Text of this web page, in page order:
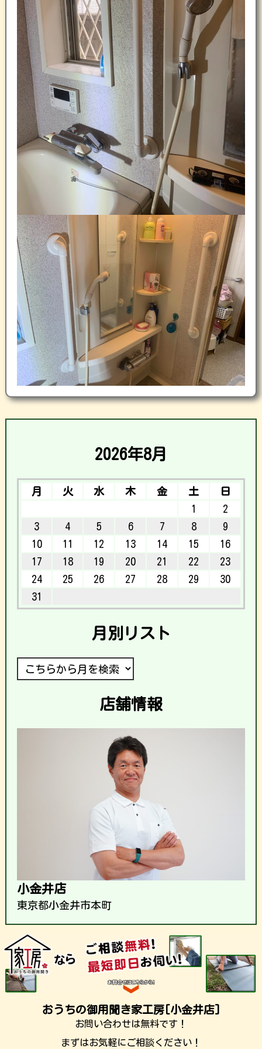
2026年8月
月 火 水 木 金 土
日
1
2
3
4 5 6 7 8
9
10
11 12 13 14 15
16
17
18 19 20 21 22
23
24
25 26 27 28 29
30
31
月別リスト
店舗情報
小金井店
東京都小金井市本町
おうちの御用聞き家工房[小金井店]
お問い合わせは無料です！
まずはお気軽にご相談ください！